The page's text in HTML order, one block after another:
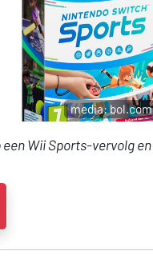
media: bol.com
Wii Sports-vervolg en